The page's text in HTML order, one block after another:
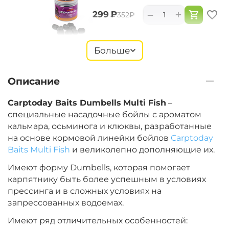
‍299‍ ₽‍352‍₽ +
−
Монстр Краб черный
‍299‍ ₽‍352‍₽ −
Диаметр:
14 х 20 мм
Вкус:
Острые Специи
‍299‍ ₽‍352‍₽ +
−
Вкус:
Монстр Краб
Больше
Описание
Carptoday Baits Dumbells Multi Fish –
специальные насадочные бойлы с ароматом
кальмара, осьминога и клюквы, разработанные
на основе кормовой линейки бойлов Carptoday
Baits Multi Fish и великолепно дополняющие их.
Имеют форму Dumbells, которая помогает
карпятнику быть более успешным в условиях
прессинга и в сложных условиях на
запрессованных водоемах.
Имеют ряд отличительных особенностей: